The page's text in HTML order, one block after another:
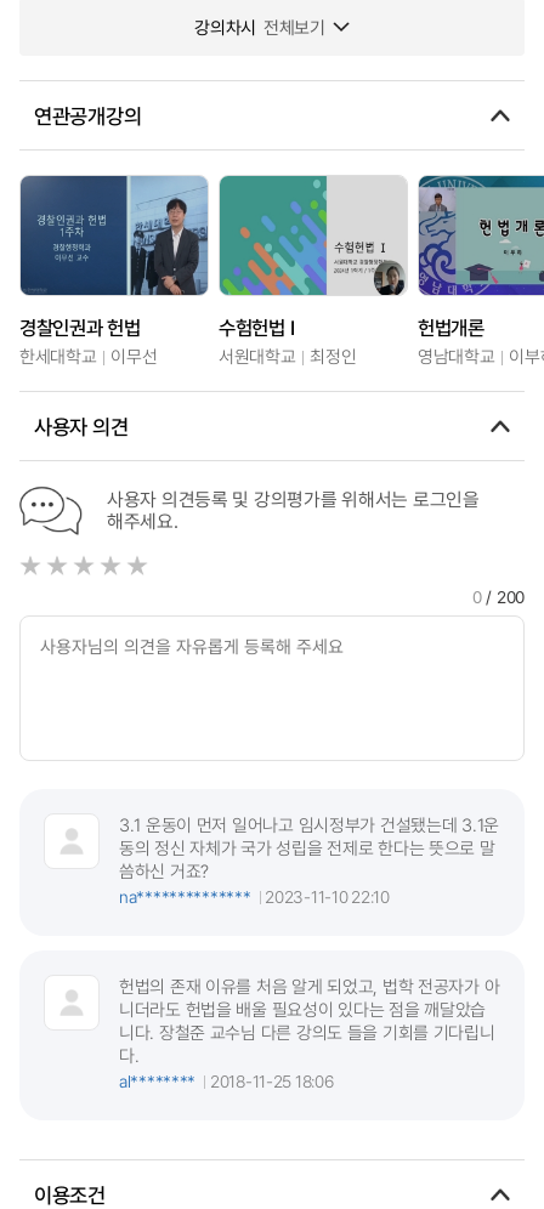
강의차시 전체보기
연관공개강의
경찰인권과 헌법
한세대학교 이무선
수험헌법 Ⅰ
서원대학교 최정인
헌법개론
영남대학교 이
사용자 의견
사용자 의견등록 및 강의평가를 위해서는 로그인을
해주세요.
0/ 200
3.1 운동이 먼저 일어나고 임시정부가 건설됐는데 3.1운
동의 정신 자체가 국가 성립을 전제로 한다는 뜻으로 말
씀하신 거죠?
na**************
2023-11-10 22:10
헌법의 존재 이유를 처음 알게 되었고, 법학 전공자가 아
니더라도 헌법을 배울 필요성이 있다는 점을 깨달았습
니다. 장철준 교수님 다른 강의도 들을 기회를 기다립니
다.
al********
2018-11-25 18:06
이용조건